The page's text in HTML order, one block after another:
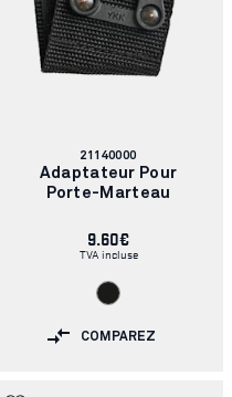
Numéro
d'article:
21140000
Adaptateur Pour
Porte-Marteau
9.60€
TVA incluse
COMPAREZ